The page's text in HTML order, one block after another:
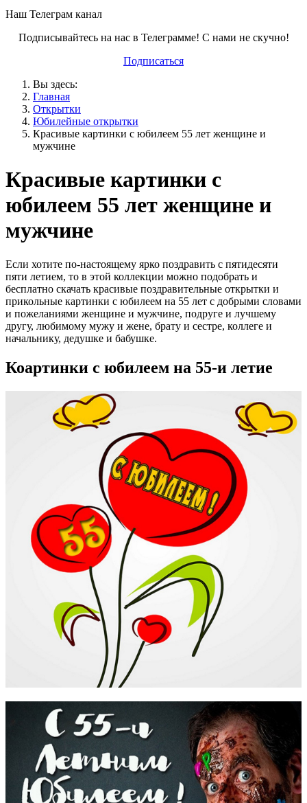
Наш Телеграм канал
Подписывайтесь на нас в Телеграмме! С нами не скучно!
Подписаться
Вы здесь:
Главная
Открытки
Юбилейные открытки
Красивые картинки с юбилеем 55 лет женщине и
мужчине
Красивые картинки с
юбилеем 55 лет женщине и
мужчине
Если хотите по-настоящему ярко поздравить с пятидесяти
пяти летием, то в этой коллекции можно подобрать и
бесплатно скачать красивые поздравительные открытки и
прикольные картинки с юбилеем на 55 лет с добрыми словами
и пожеланиями женщине и мужчине, подруге и лучшему
другу, любимому мужу и жене, брату и сестре, коллеге и
начальнику, дедушке и бабушке.
Коартинки с юбилеем на 55-и летие